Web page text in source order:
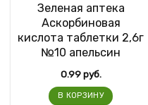
Зеленая аптека
Аскорбиновая
кислота таблетки 2,6г
№10 апельсин
0.99руб.
В КОРЗИНУ